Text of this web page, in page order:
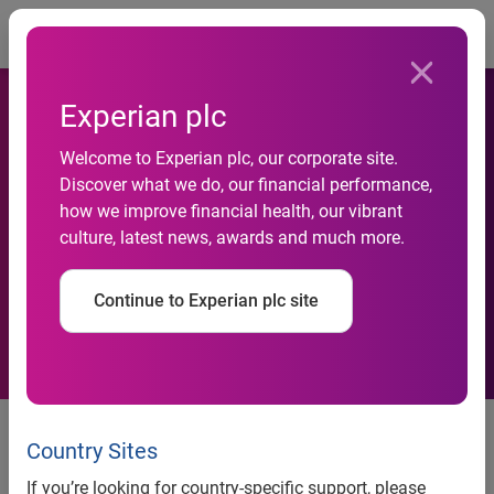
Experian plc
Welcome to Experian plc, our corporate site.
Discover what we do, our financial performance,
how we improve financial health, our vibrant
culture, latest news, awards and much more.
Continue to Experian plc site
Country Sites
If you’re looking for country-specific support, please
Flash Presse Data Quality
Data Quality : Où en êtes-vous ?
Les résultats de l’enquête sur la